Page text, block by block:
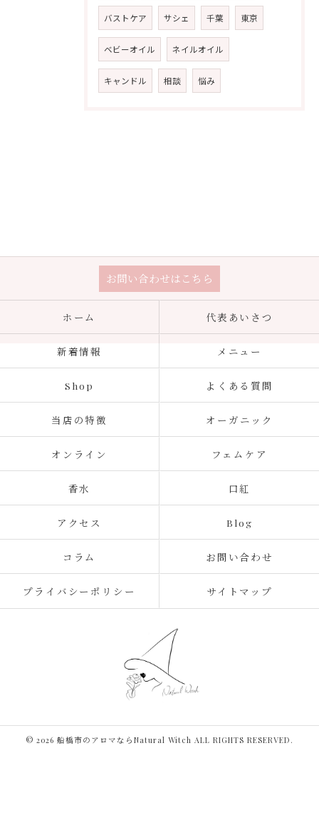
バストケア サシェ 千葉 東京
ベビーオイル ネイルオイル
キャンドル 相談 悩み
お問い合わせはこちら
ホーム 代表あいさつ
新着情報 メニュー
Shop よくある質問
当店の特徴 オーガニック
オンライン フェムケア
香水 口紅
アクセス Blog
コラム お問い合わせ
プライバシーポリシー サイトマップ
© 2026 船橋市のアロマならNatural Witch ALL RIGHTS RESERVED.